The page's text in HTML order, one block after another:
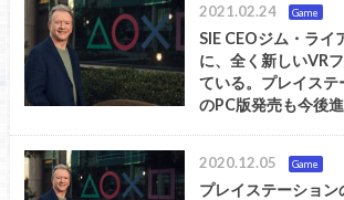
2021.02.24 Game
SIE CEOジム・ライ
に、全く新しいVR
ている。プレイステ
のPC版発売も今後
2020.12.05 Game
プレイステーション